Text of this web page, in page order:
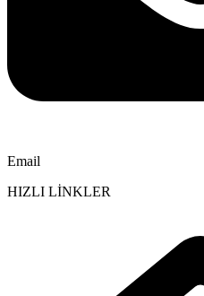
Email
HIZLI LİNKLER